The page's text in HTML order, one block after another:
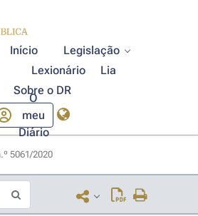
Início
Legislação
Lexionário
Lia
Sobre o DR
O
meu
Diário
5061/2020